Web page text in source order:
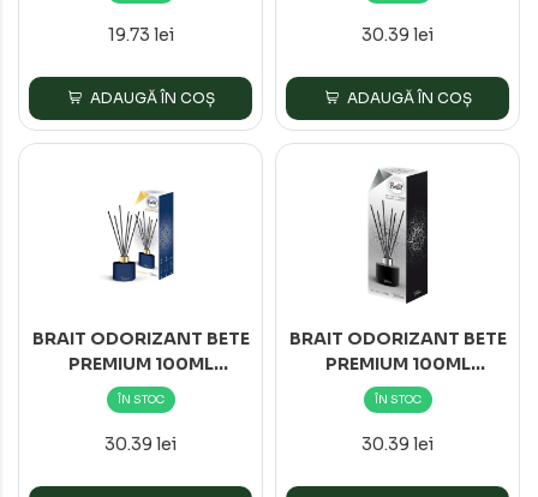
19.73 lei
ADAUGĂ ÎN COȘ
30.39 lei
ADAUGĂ ÎN COȘ
BRAIT ODORIZANT BETE
PREMIUM 100ML
GOLDEN LAKE
ÎN STOC
30.39 lei
BRAIT ODORIZANT BETE
PREMIUM 100ML
MIDNIGHT DREAM
ÎN STOC
30.39 lei